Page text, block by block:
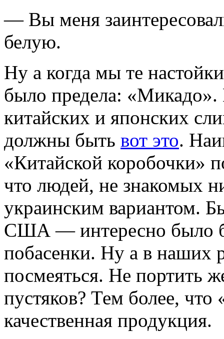
— Вы меня
белую.
Ну а когда мы те
было предела:
китайских и японских
должны быть вот это.
«Китайской коробочки»
что людей, не знакомых
украинским вариантом.
США — интересно было
побасенки. Ну а в наших
посмеяться. Не портить
пустяков? Тем более,
качественная продукция.